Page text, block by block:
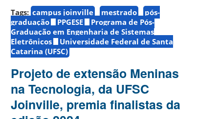
Tags: campus joinville mestrado
pós-
graduação
PPGESE
Programa de Pós-
Graduação em Engenharia de Sistemas
Eletrônicos
Universidade Federal de Santa
Catarina (UFSC)
Projeto de extensão Meninas
na Tecnologia, da UFSC
Joinville, premia finalistas da